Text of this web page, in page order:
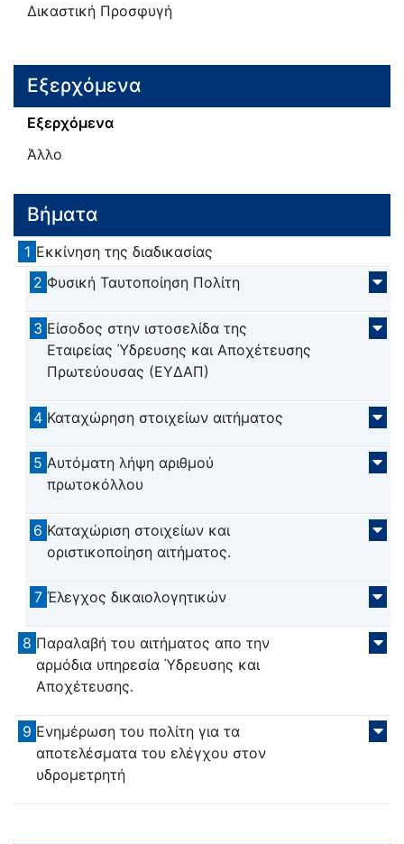
Δικαστική Προσφυγή
Εξερχόμενα
Εξερχόμενα
Άλλο
Βήματα
1 Εκκίνηση της διαδικασίας
2 Φυσική Ταυτοποίηση Πολίτη
3 Είσοδος στην ιστοσελίδα της
Εταιρείας Ύδρευσης και Αποχέτευσης
Πρωτεύουσας (ΕΥΔΑΠ)
4 Καταχώρηση στοιχείων αιτήματος
5 Αυτόματη λήψη αριθμού
πρωτοκόλλου
6 Καταχώριση στοιχείων και
οριστικοποίηση αιτήματος.
7 Έλεγχος δικαιολογητικών
8 Παραλαβή του αιτήματος απο την
αρμόδια υπηρεσία Ύδρευσης και
Αποχέτευσης.
9 Ενημέρωση του πολίτη για τα
αποτελέσματα του ελέγχου στον
υδρομετρητή